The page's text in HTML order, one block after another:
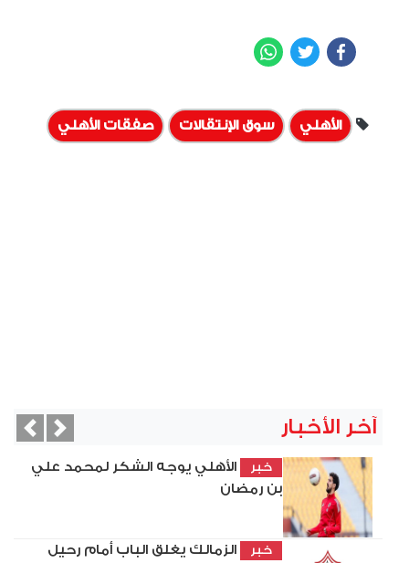
Facebook
Twitter
الأهلي سوق الإنتقالات صفقات الأهلي
آخر الأخبار
خبر
الأهلي يوجه الشكر لمحمد علي
بن رمضان
خبر
الزمالك يغلق الباب أمام رحيل
Next